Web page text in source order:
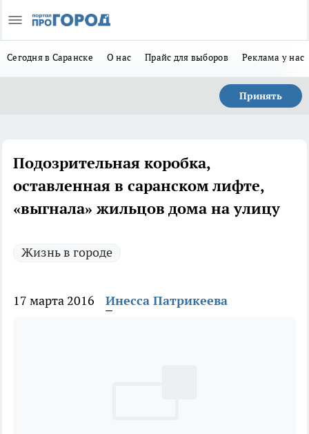
Сегодня в Саранске О нас Прайс для выборов Реклама у нас
Принять
Подозрительная коробка,
оставленная в саранском лифте,
«выгнала» жильцов дома на улицу
Жизнь в городе
17 марта 2016 Инесса Патрикеева